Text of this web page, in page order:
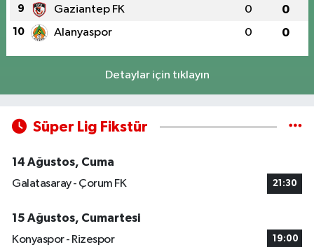
9 Gaziantep FK 0 0
10 Alanyaspor 0 0
Detaylar için tıklayın
Süper Lig Fikstür
14 Ağustos, Cuma
Galatasaray - Çorum FK
21:30
15 Ağustos, Cumartesi
Konyaspor - Rizespor
19:00